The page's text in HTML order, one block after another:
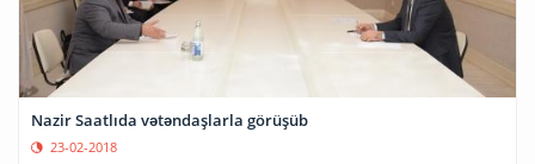
Nazir Saatlıda vətəndaşlarla görüşüb
23-02-2018